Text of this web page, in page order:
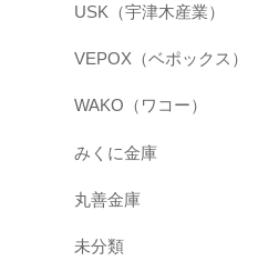
USK（宇津木産業）
VEPOX（ベポックス）
WAKO（ワコー）
みくに金庫
丸善金庫
未分類